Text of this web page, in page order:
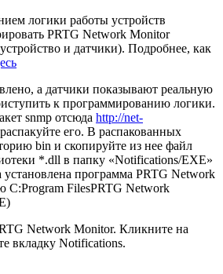
логики работы устройств
PRTG Network Monitor
и датчики). Подробнее, как
а датчики показывают реальную
к программированию логики.
snmp отсюда http://net-
его. В распакованных
bin и скопируйте из нее файл
*.dll в папку «Notifications/EXE»
программа PRTG Network
FilesPRTG Network
Network Monitor. Кликните на
вкладку Notifications.